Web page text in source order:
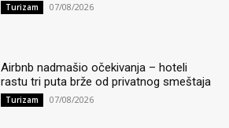
Turizam 07/08/2026
Airbnb nadmašio očekivanja – hoteli
rastu tri puta brže od privatnog smeštaja
Turizam 07/08/2026